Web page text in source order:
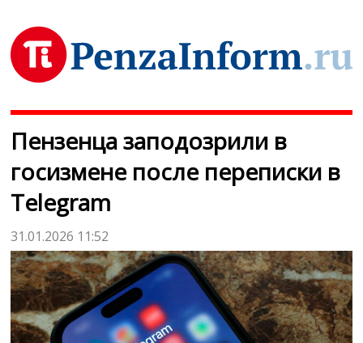
Пензенца заподозрили в
госизмене после переписки в
Telegram
31.01.2026 11:52